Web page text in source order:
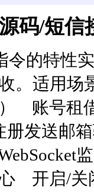
码/短
令的特性
。适用
） 账号
发送邮
开启/关